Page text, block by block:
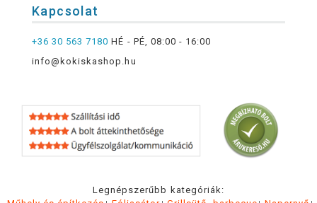
Kapcsolat
+36 30 563 7180 HÉ - PÉ, 08:00 - 16:00
info@kokiskashop.hu
Legnépszerűbb kategóriák: